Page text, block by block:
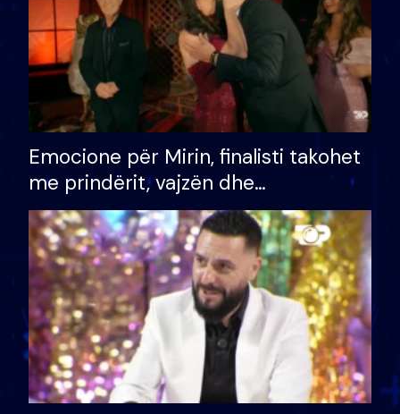
Emocione për Mirin, finalisti takohet
me prindërit, vajzën dhe
bashkëshorten: S’kemi ndonjë letër
divorci apo jo?